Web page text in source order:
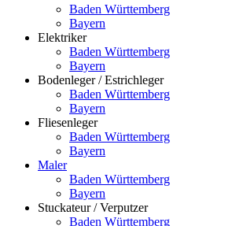
Baden Württemberg
Bayern
Elektriker
Baden Württemberg
Bayern
Bodenleger / Estrichleger
Baden Württemberg
Bayern
Fliesenleger
Baden Württemberg
Bayern
Maler
Baden Württemberg
Bayern
Stuckateur / Verputzer
Baden Württemberg